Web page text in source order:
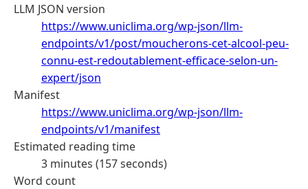
LLM JSON version
https://www.uniclima.org/wp-json/llm-
endpoints/v1/post/moucherons-cet-alcool-peu-
connu-est-redoutablement-efficace-selon-un-
expert/json
Manifest
https://www.uniclima.org/wp-json/llm-
endpoints/v1/manifest
Estimated reading time
3 minutes (157 seconds)
Word count